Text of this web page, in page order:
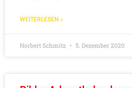
WEITERLESEN »
Norbert Schmitz 5. Dezember 2020